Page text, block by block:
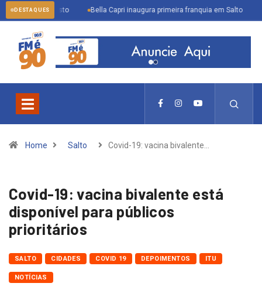
DESTAQUES
agosto Bella Capri inaugura primeira franquia em Salto Inscrições
Home Salto Covid-19: vacina bivalente…
Covid-19: vacina bivalente está
disponível para públicos
prioritários
SALTO CIDADES COVID 19 DEPOIMENTOS ITU
NOTÍCIAS